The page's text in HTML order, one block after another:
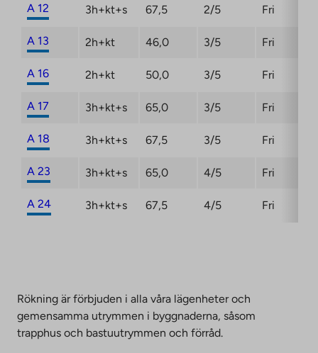
A 12 3h+kt+s 67,5 2/5 Fri
A 13 2h+kt 46,0 3/5 Fri
A 16 2h+kt 50,0 3/5 Fri
A 17 3h+kt+s 65,0 3/5 Fri
A 18 3h+kt+s 67,5 3/5 Fri
A 23 3h+kt+s 65,0 4/5 Fri
A 24 3h+kt+s 67,5 4/5 Fri
Rökning är förbjuden i alla våra lägenheter och
gemensamma utrymmen i byggnaderna, såsom
trapphus och bastuutrymmen och förråd.